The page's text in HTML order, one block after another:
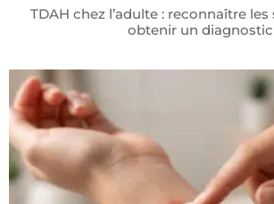
TDAH chez l’adulte : reconnaître
obtenir un diagnostic